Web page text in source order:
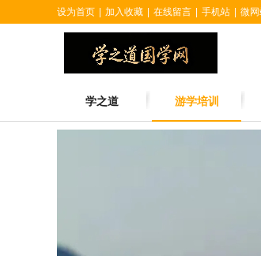
设为首页 加入收藏 在线留言 手机站 微
学之道 游学培训